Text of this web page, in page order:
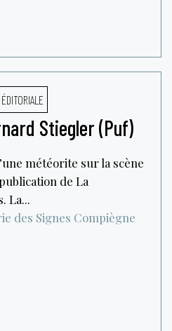
Stiegler (Puf)
météorite sur la scène
de La
La...
des Signes Compiègne